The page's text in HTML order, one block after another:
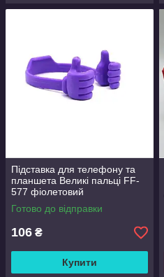
Підставка для телефону та
планшета Великі пальці FF-
577 фіолетовий
Готово до відправки
106 ₴
Купити